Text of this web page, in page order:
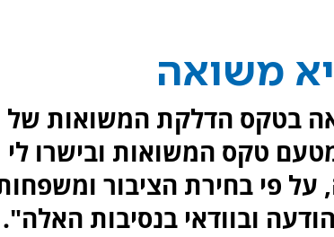
משואה
בטקס הדלקת המשואות של
טקס המשואות ובישרו לי
פי בחירת הציבור
ובוודאי בנסיבות האלה".